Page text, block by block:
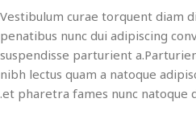
Vestibulum curae torquent diam
penatibus nunc dui adipiscing
suspendisse parturient
nibh lectus quam a natoque
et pharetra fames nunc natoque